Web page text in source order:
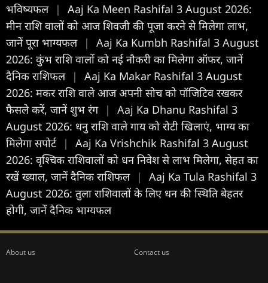
भविष्यफल |
Aaj Ka Meen Rashifal 3 August 2026:
मीन राशि वालों को आज शिवजी की पूजा करने से मिलेगा लाभ,
जानें पूरा भाग्यफल |
Aaj Ka Kumbh Rashifal 3 August
2026: कुंभ राशि वालों को नई नौकरी का मिलेगा ऑफर, जानें
दैनिक राशिफल |
Aaj Ka Makar Rashifal 3 August
2026: मकर राशि वाले आज अपनी सोच को पॉजिटिव रखकर
फैसले करें, जानें शुभ रंग |
Aaj Ka Dhanu Rashifal 3
August 2026: धनु राशि वाले गाय को रोटी खिलाएं, भाग्य का
मिलेगा सपोर्ट |
Aaj Ka Vrishchik Rashifal 3 August
2026: वृश्चिक राशिवालों को धन निवेश से लाभ मिलेगा, सेहत का
रखें ख्याल, जानें दैनिक राशिफल |
Aaj Ka Tula Rashifal 3
August 2026: तुला राशिवालों के लिए धन की स्थिति बेहतर
होगी, जानें दैनिक भाग्यफल
About us Contact us